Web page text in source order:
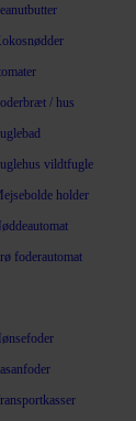
/ hus
vildtfugle
holder
foderautomat